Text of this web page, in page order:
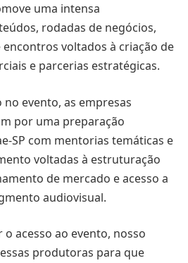
uma intensa
rodadas de negócios,
voltados à criação de
e parcerias estratégicas.
evento, as empresas
por uma preparação
SP com mentorias temáticas e
voltadas à estruturação
de mercado e acesso a
audiovisual.
acesso ao evento, nosso
produtoras para que